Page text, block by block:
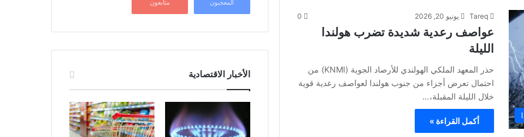
Tareq يونيو 20, 2026 0
عواصف رعدية شديدة تضرب هولندا
الليلة
حذر المعهد الملكي الهولندي للأرصاد الجوية (KNMI) من
احتمال تعرض أجزاء من جنوب هولندا لعواصف رعدية قوية
خلال الليلة المقبلة،…
أكمل القراءة »
المعجبون متابعون
الأخبار الاقتصادية